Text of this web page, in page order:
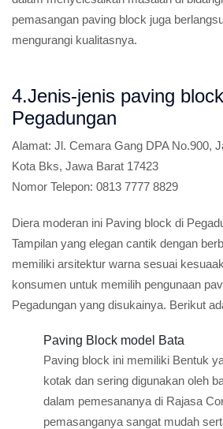
pemasangan paving block juga
mengurangi kualitasnya.
4.Jenis-jenis paving
Pegadungan
Alamat: Jl. Cemara Gang DPA No.900,
Kota Bks, Jawa Barat 17423
Nomor Telepon: 0813 7777 8829
Diera moderan ini Paving block di
Tampilan yang elegan cantik dengan
memiliki arsitektur warna sesuai
konsumen untuk memilih pengunaan
Pegadungan yang disukainya. Berikut
Paving Block model Bata
Paving block ini memiliki Bentuk
kotak dan sering digunakan oleh
dalam pemesananya di Rajasa
pemasanganya sangat mudah